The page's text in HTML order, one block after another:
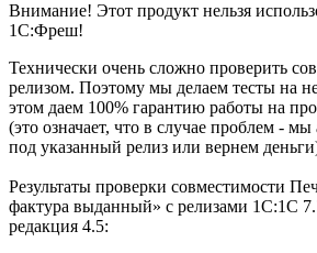
Внимание! Этот продукт нельзя
1С:Фреш!
Технически очень сложно проверить
релизом. Поэтому мы делаем тесты на
этом даем 100% гарантию работы на
(это означает, что в случае проблем -
под указанный релиз или вернем
Результаты проверки совместимости
фактура выданный» с релизами 1С:1С
редакция 4.5: